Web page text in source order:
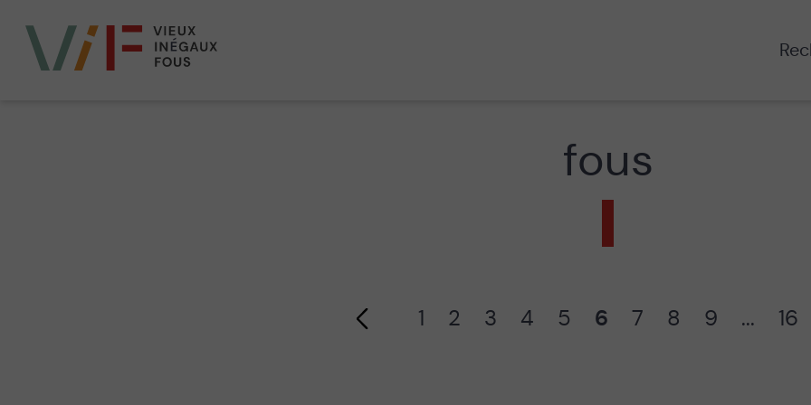
inégaux
fous
1 2 3 4 5 6 7 8 9 ... 16